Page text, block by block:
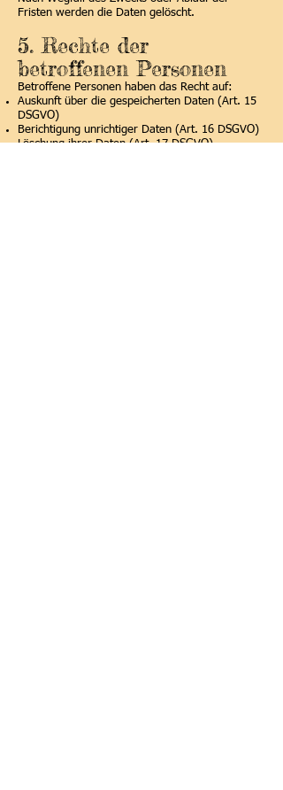
Fristen werden die Daten gelöscht.
5. Rechte der
betroffenen Personen
Betroffene Personen haben das Recht auf:
Auskunft über die gespeicherten Daten (Art. 15
DSGVO)
Berichtigung unrichtiger Daten (Art. 16 DSGVO)
Löschung ihrer Daten (Art. 17 DSGVO)